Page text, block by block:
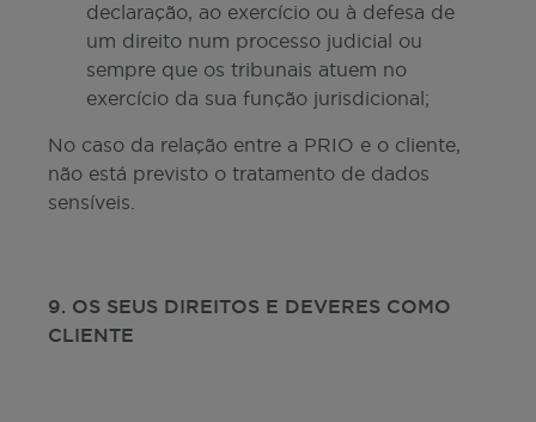
declaração, ao exercício ou à defesa de
um direito num processo judicial ou
sempre que os tribunais atuem no
exercício da sua função jurisdicional;
No caso da relação entre a PRIO e o cliente,
não está previsto o tratamento de dados
sensíveis.
9. OS SEUS DIREITOS E DEVERES COMO
CLIENTE